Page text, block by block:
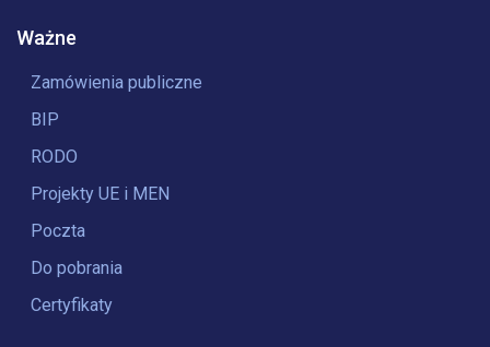
Ważne
Zamówienia publiczne
BIP
RODO
Projekty UE i MEN
Poczta
Do pobrania
Certyfikaty